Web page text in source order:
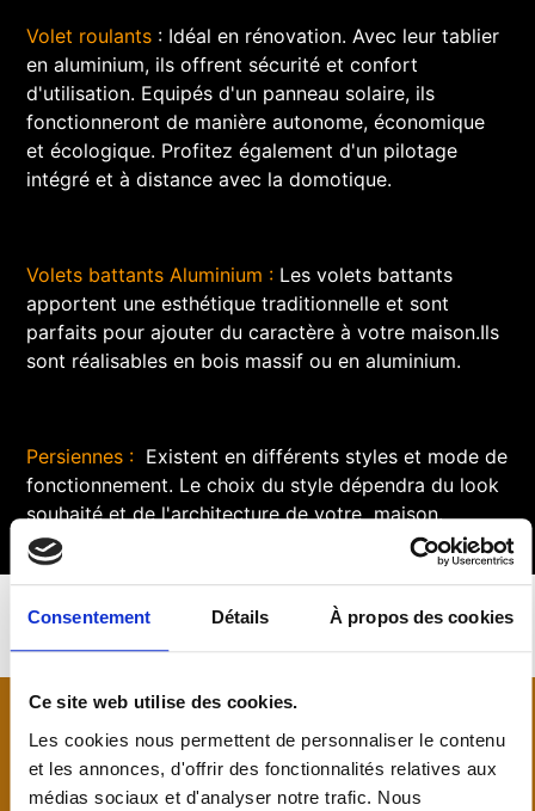
Consentement Détails À propos des cookies
Ce site web utilise des cookies.
Les cookies nous permettent de personnaliser le contenu
et les annonces, d'offrir des fonctionnalités relatives aux
médias sociaux et d'analyser notre trafic. Nous
Volet roulants : Idéal en rénovation. Avec leur tablier
en aluminium, ils offrent sécurité et confort
d'utilisation. Equipés d'un panneau solaire, ils
fonctionneront de manière autonome, économique
et écologique. Profitez également d'un pilotage
intégré et à distance avec la domotique.
Volets battants Aluminium : Les volets battants
apportent une esthétique traditionnelle et sont
parfaits pour ajouter du caractère à votre maison.Ils
sont réalisables en bois massif ou en aluminium.
Persiennes : Existent en différents styles et mode de
fonctionnement. Le choix du style dépendra du look
souhaité et de l'architecture de votre maison.
Portes d’entrée